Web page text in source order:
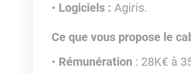
Logiciels : Agiris.
Ce que vous propose le
Rémunération : 28K€ à